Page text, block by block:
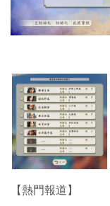
【熱門報道】